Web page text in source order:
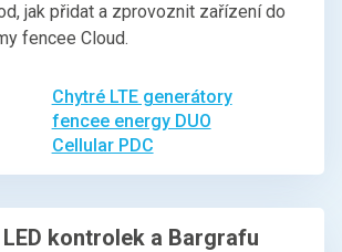
jak přidat a zprovoznit zařízení do
fencee Cloud.
Chytré LTE generátory
fencee energy DUO
Cellular PDC
kontrolek a Bargrafu